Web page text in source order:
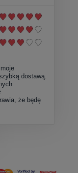
dostawą.
że będę